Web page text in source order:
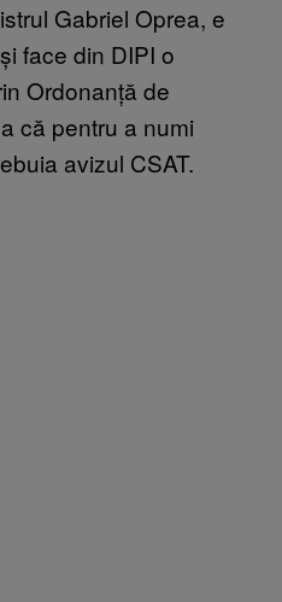
Gabriel Oprea, e
face din DIPI o
Ordonanță de
că pentru a numi
avizul CSAT.